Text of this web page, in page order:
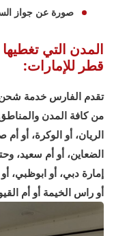
صورة عن جواز
المدن التي
قطر للإمارات:
تقدم الفارس خدمة
من كافة المدن
الريان، أو الوكرة، أو أم
الضعاين، أو أم سعيد،
إمارة دبي، أو ابوظبي،
أو راس الخيمة أو أم